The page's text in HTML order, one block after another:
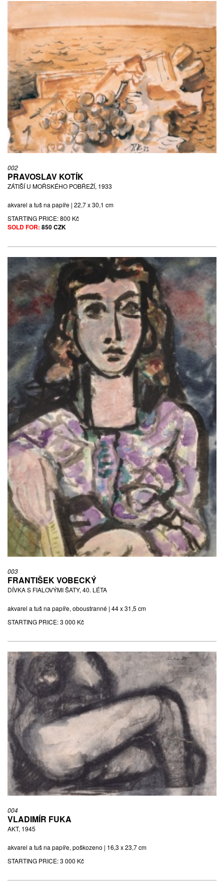
002
PRAVOSLAV KOTÍK
ZÁTIŠÍ U MOŘSKÉHO POBŘEŽÍ, 1933
akvarel a tuš na papíře | 22,7 x 30,1 cm
STARTING PRICE:800 Kč
SOLD FOR: 850 CZK
003
FRANTIŠEK VOBECKÝ
DÍVKA S FIALOVÝMI ŠATY, 40. LÉTA
akvarel a tuš na papíře, oboustranné | 44 x 31,5 cm
STARTING PRICE:3 000 Kč
004
VLADIMÍR FUKA
AKT, 1945
akvarel a tuš na papíře, poškozeno | 16,3 x 23,7 cm
STARTING PRICE:3 000 Kč